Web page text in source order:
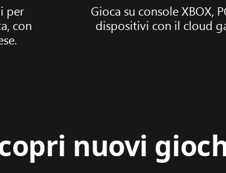
per
con
Gioca su console XBOX,
dispositivi con il cloud
nuovi